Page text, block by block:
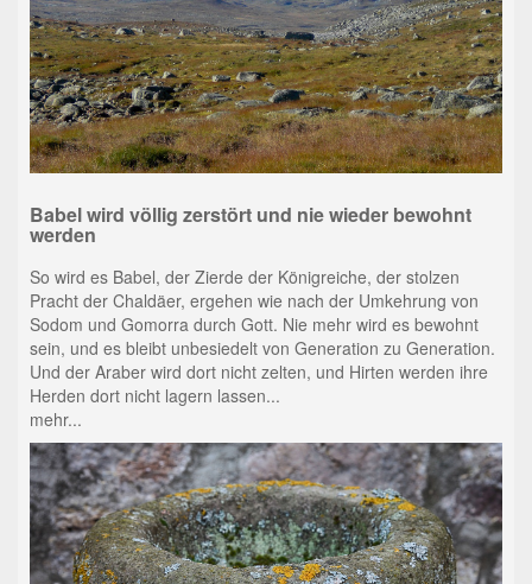
Babel wird völlig zerstört und nie wieder bewohnt
werden
So wird es Babel, der Zierde der Königreiche, der stolzen
Pracht der Chaldäer, ergehen wie nach der Umkehrung von
Sodom und Gomorra durch Gott. Nie mehr wird es bewohnt
sein, und es bleibt unbesiedelt von Generation zu Generation.
Und der Araber wird dort nicht zelten, und Hirten werden ihre
Herden dort nicht lagern lassen...
mehr...